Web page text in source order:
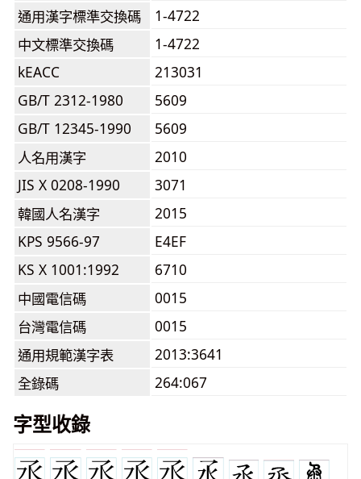
通用漢字標準交換碼
1-4722
中文標準交換碼
1-4722
kEACC
213031
GB/T 2312-1980
5609
GB/T 12345-1990
5609
人名用漢字
2010
JIS X 0208-1990
3071
韓國人名漢字
2015
KPS 9566-97
E4EF
KS X 1001:1992
6710
中國電信碼
0015
台灣電信碼
0015
通用規範漢字表
2013:3641
全錄碼
264:067
字型收錄